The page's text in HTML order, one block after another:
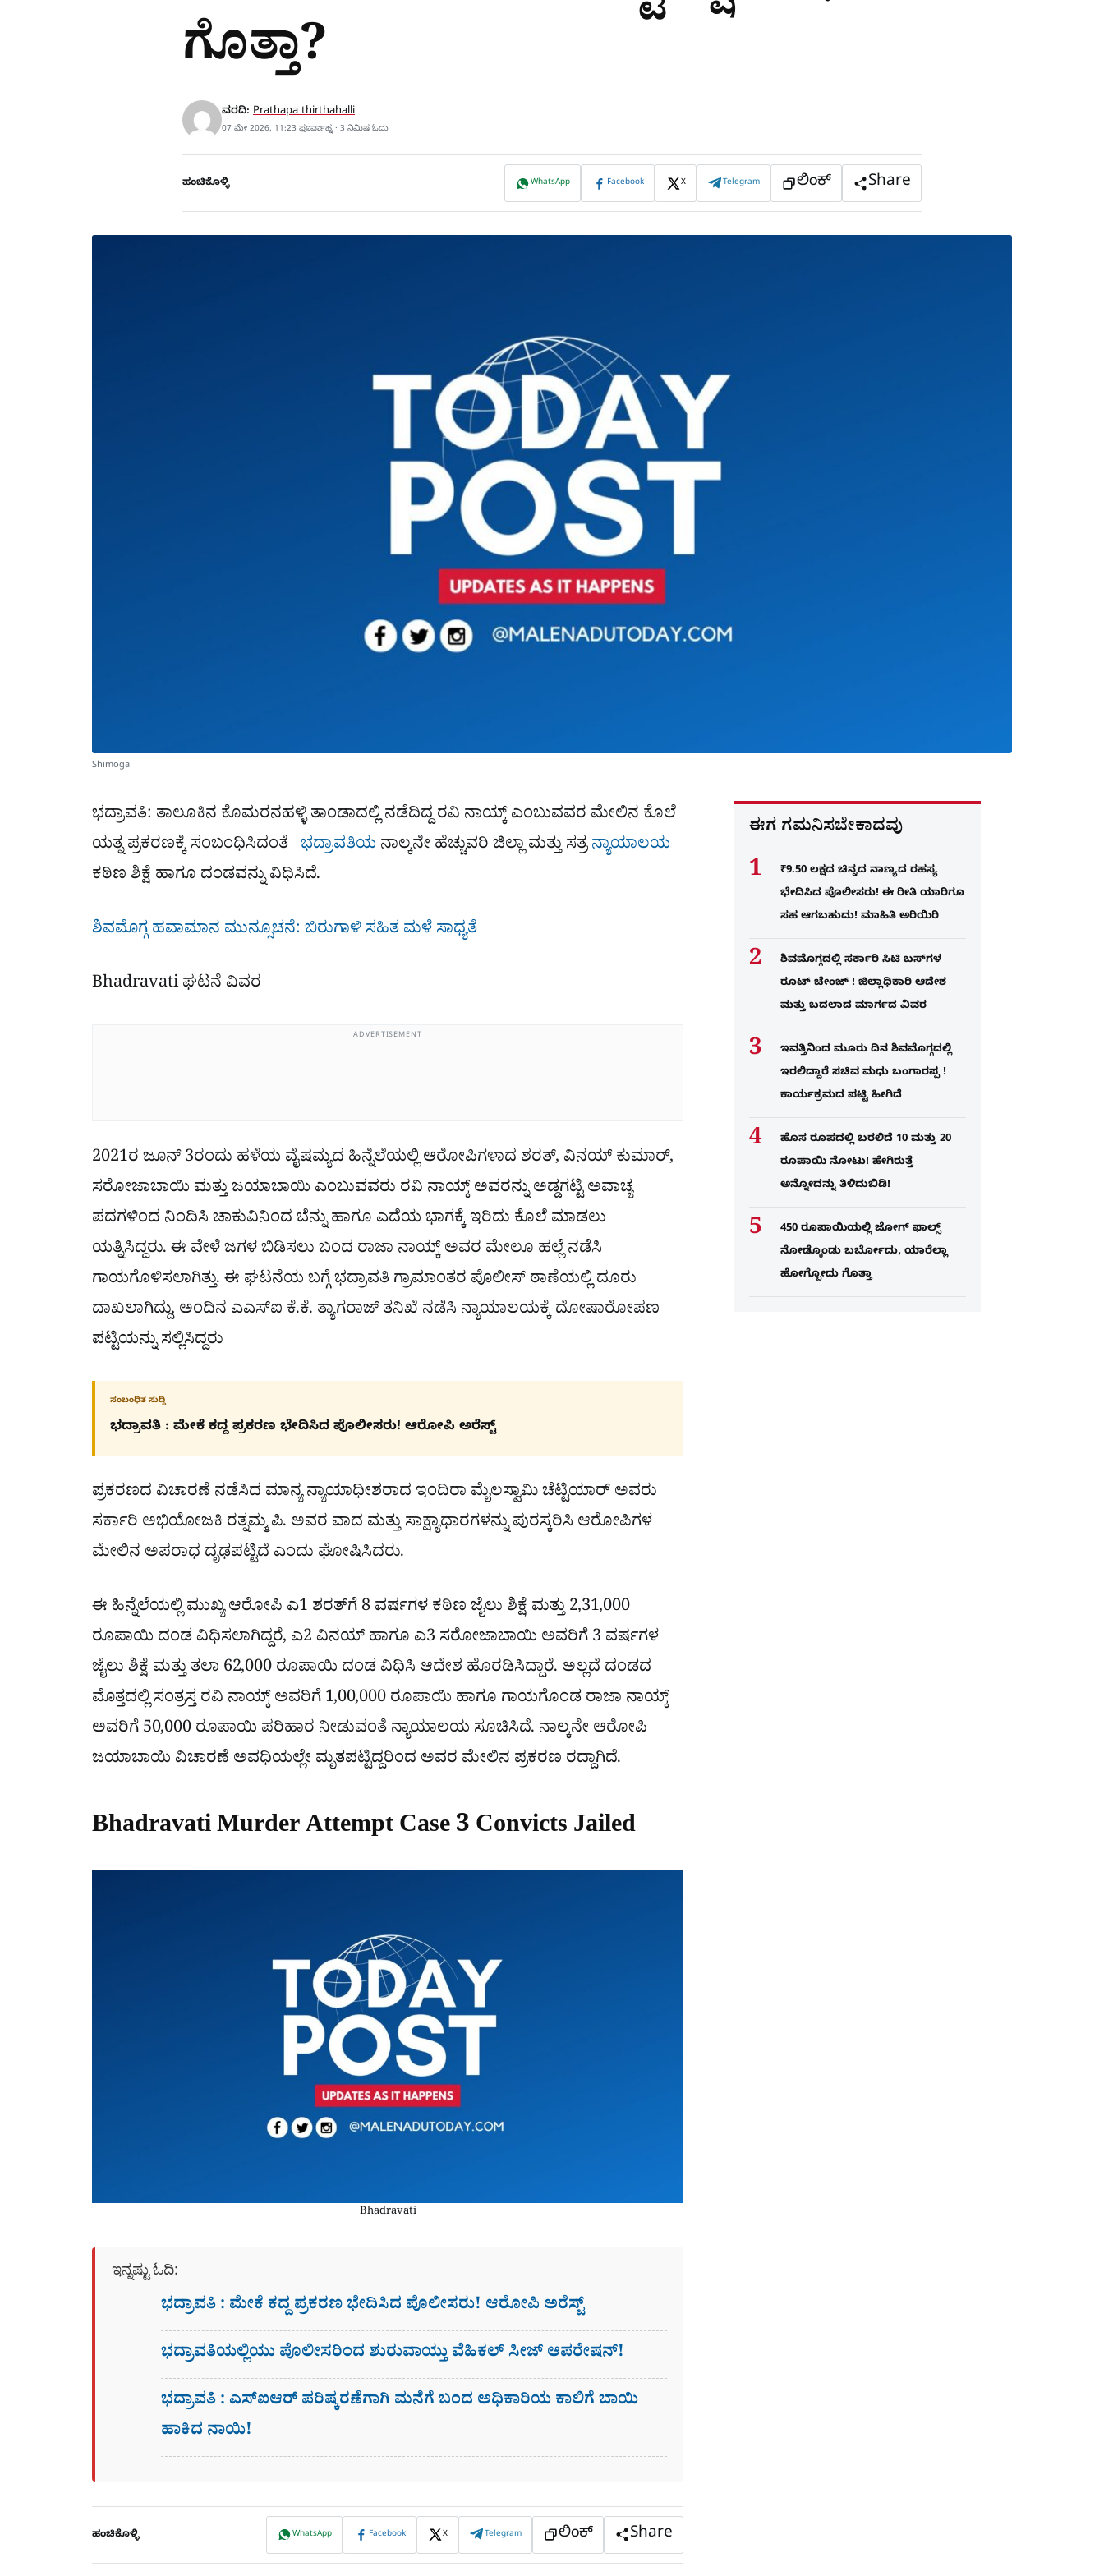
ಗೊತ್ತಾ?
ವರದಿ: Prathapa thirthahalli
07 ಮೇ 2026, 11:23 ಫೂರ್ವಾಹ್ನ · 3 ನಿಮಿಷ ಓದು
ಹಂಚಿಕೊಳ್ಳಿ WhatsApp Facebook X Telegram ಲಿಂಕ್ Share
Shimoga
ಭದ್ರಾವತಿ: ತಾಲೂಕಿನ ಕೊಮರನಹಳ್ಳಿ ತಾಂಡಾದಲ್ಲಿ ನಡೆದಿದ್ದ ರವಿ ನಾಯ್ಕ್ ಎಂಬುವವರ ಮೇಲಿನ ಕೊಲೆ
ಯತ್ನ ಪ್ರಕರಣಕ್ಕೆ ಸಂಬಂಧಿಸಿದಂತೆ ಭದ್ರಾವತಿಯ ನಾಲ್ಕನೇ ಹೆಚ್ಚುವರಿ ಜಿಲ್ಲಾ ಮತ್ತು ಸತ್ರನ್ಯಾಯಾಲಯ
ಕಠಿಣ ಶಿಕ್ಷೆ ಹಾಗೂ ದಂಡವನ್ನು ವಿಧಿಸಿದೆ.
ಶಿವಮೊಗ್ಗ ಹವಾಮಾನ ಮುನ್ಸೂಚನೆ: ಬಿರುಗಾಳಿ ಸಹಿತ ಮಳೆ ಸಾಧ್ಯತೆ
Bhadravati ಘಟನೆ ವಿವರ
ADVERTISEMENT
2021ರ ಜೂನ್ 3ರಂದು ಹಳೆಯ ವೈಷಮ್ಯದ ಹಿನ್ನೆಲೆಯಲ್ಲಿ ಆರೋಪಿಗಳಾದ ಶರತ್, ವಿನಯ್ ಕುಮಾರ್,
ಸರೋಜಾಬಾಯಿ ಮತ್ತು ಜಯಾಬಾಯಿ ಎಂಬುವವರು ರವಿ ನಾಯ್ಕ್ ಅವರನ್ನು ಅಡ್ಡಗಟ್ಟಿ ಅವಾಚ್ಯ
ಪದಗಳಿಂದ ನಿಂದಿಸಿ ಚಾಕುವಿನಿಂದ ಬೆನ್ನು ಹಾಗೂ ಎದೆಯ ಭಾಗಕ್ಕೆ ಇರಿದು ಕೊಲೆ ಮಾಡಲು
ಯತ್ನಿಸಿದ್ದರು. ಈ ವೇಳೆ ಜಗಳ ಬಿಡಿಸಲು ಬಂದ ರಾಜಾ ನಾಯ್ಕ್ ಅವರ ಮೇಲೂ ಹಲ್ಲೆ ನಡೆಸಿ
ಗಾಯಗೊಳಿಸಲಾಗಿತ್ತು. ಈ ಘಟನೆಯ ಬಗ್ಗೆ ಭದ್ರಾವತಿ ಗ್ರಾಮಾಂತರ ಪೊಲೀಸ್ ಠಾಣೆಯಲ್ಲಿ ದೂರು
ದಾಖಲಾಗಿದ್ದು, ಅಂದಿನ ಎಎಸ್ಐ ಕೆ.ಕೆ. ತ್ಯಾಗರಾಜ್ ತನಿಖೆ ನಡೆಸಿ ನ್ಯಾಯಾಲಯಕ್ಕೆ ದೋಷಾರೋಪಣ
ಪಟ್ಟಿಯನ್ನು ಸಲ್ಲಿಸಿದ್ದರು
ಸಂಬಂಧಿತ ಸುದ್ದಿ
ಭದ್ರಾವತಿ : ಮೇಕೆ ಕದ್ದ ಪ್ರಕರಣ ಭೇದಿಸಿದ ಪೊಲೀಸರು! ಆರೋಪಿ ಅರೆಸ್ಟ್​
ಪ್ರಕರಣದ ವಿಚಾರಣೆ ನಡೆಸಿದ ಮಾನ್ಯ ನ್ಯಾಯಾಧೀಶರಾದ ಇಂದಿರಾ ಮೈಲಸ್ವಾಮಿ ಚೆಟ್ಟಿಯಾರ್ ಅವರು
ಸರ್ಕಾರಿ ಅಭಿಯೋಜಕಿ ರತ್ನಮ್ಮ ಪಿ. ಅವರ ವಾದ ಮತ್ತು ಸಾಕ್ಷ್ಯಾಧಾರಗಳನ್ನು ಪುರಸ್ಕರಿಸಿ ಆರೋಪಿಗಳ
ಮೇಲಿನ ಅಪರಾಧ ದೃಢಪಟ್ಟಿದೆ ಎಂದು ಘೋಷಿಸಿದರು.
ಈ ಹಿನ್ನೆಲೆಯಲ್ಲಿ ಮುಖ್ಯ ಆರೋಪಿ ಎ1 ಶರತ್‌ಗೆ 8 ವರ್ಷಗಳ ಕಠಿಣ ಜೈಲು ಶಿಕ್ಷೆ ಮತ್ತು 2,31,000
ರೂಪಾಯಿ ದಂಡ ವಿಧಿಸಲಾಗಿದ್ದರೆ, ಎ2 ವಿನಯ್ ಹಾಗೂ ಎ3 ಸರೋಜಾಬಾಯಿ ಅವರಿಗೆ 3 ವರ್ಷಗಳ
ಜೈಲು ಶಿಕ್ಷೆ ಮತ್ತು ತಲಾ 62,000 ರೂಪಾಯಿ ದಂಡ ವಿಧಿಸಿ ಆದೇಶ ಹೊರಡಿಸಿದ್ದಾರೆ. ಅಲ್ಲದೆ ದಂಡದ
ಮೊತ್ತದಲ್ಲಿ ಸಂತ್ರಸ್ತ ರವಿ ನಾಯ್ಕ್ ಅವರಿಗೆ 1,00,000 ರೂಪಾಯಿ ಹಾಗೂ ಗಾಯಗೊಂಡ ರಾಜಾ ನಾಯ್ಕ್
ಅವರಿಗೆ 50,000 ರೂಪಾಯಿ ಪರಿಹಾರ ನೀಡುವಂತೆ ನ್ಯಾಯಾಲಯ ಸೂಚಿಸಿದೆ. ನಾಲ್ಕನೇ ಆರೋಪಿ
ಜಯಾಬಾಯಿ ವಿಚಾರಣೆ ಅವಧಿಯಲ್ಲೇ ಮೃತಪಟ್ಟಿದ್ದರಿಂದ ಅವರ ಮೇಲಿನ ಪ್ರಕರಣ ರದ್ದಾಗಿದೆ.
Bhadravati Murder Attempt Case 3 Convicts Jailed
Bhadravati
ಇನ್ನಷ್ಟು ಓದಿ:
ಭದ್ರಾವತಿ : ಮೇಕೆ ಕದ್ದ ಪ್ರಕರಣ ಭೇದಿಸಿದ ಪೊಲೀಸರು! ಆರೋಪಿ ಅರೆಸ್ಟ್​
ಭದ್ರಾವತಿಯಲ್ಲಿಯು ಪೊಲೀಸರಿಂದ ಶುರುವಾಯ್ತು ವೆಹಿಕಲ್ ಸೀಜ್ ಆಪರೇಷನ್!
ಭದ್ರಾವತಿ : ಎಸ್​ಐಆರ್​ ಪರಿಷ್ಕರಣೆಗಾಗಿ ಮನೆಗೆ ಬಂದ ಅಧಿಕಾರಿಯ ಕಾಲಿಗೆ ಬಾಯಿ
ಹಾಕಿದ ನಾಯಿ!
ಹಂಚಿಕೊಳ್ಳಿ WhatsApp Facebook X Telegram ಲಿಂಕ್ Share
ಈಗ ಗಮನಿಸಬೇಕಾದವು
₹9.50 ಲಕ್ಷದ ಚಿನ್ನದ ನಾಣ್ಯದ ರಹಸ್ಯ
ಭೇದಿಸಿದ ಪೊಲೀಸರು! ಈ ರೀತಿ ಯಾರಿಗೂ
ಸಹ ಆಗಬಹುದು! ಮಾಹಿತಿ ಅರಿಯಿರಿ
ಶಿವಮೊಗ್ಗದಲ್ಲಿ ಸರ್ಕಾರಿ ಸಿಟಿ ಬಸ್​ಗಳ
ರೂಟ್ ಚೇಂಜ್ ! ಜಿಲ್ಲಾಧಿಕಾರಿ ಆದೇಶ
ಮತ್ತು ಬದಲಾದ ಮಾರ್ಗದ ವಿವರ
ಇವತ್ತಿನಿಂದ ಮೂರು ದಿನ ಶಿವಮೊಗ್ಗದಲ್ಲಿ
ಇರಲಿದ್ದಾರೆ ಸಚಿವ ಮಧು ಬಂಗಾರಪ್ಪ !
ಕಾರ್ಯಕ್ರಮದ ಪಟ್ಟಿ ಹೀಗಿದೆ
ಹೊಸ ರೂಪದಲ್ಲಿ ಬರಲಿದೆ 10 ಮತ್ತು 20
ರೂಪಾಯಿ ನೋಟು! ಹೇಗಿರುತ್ತೆ
ಅನ್ನೋದನ್ನು ತಿಳಿದುಬಿಡಿ!
450 ರೂಪಾಯಿಯಲ್ಲಿ ಜೋಗ್​ ಫಾಲ್ಸ್​
ನೋಡ್ಕೊಂಡು ಬರ್ಬೋದು, ಯಾರೆಲ್ಲಾ
ಹೋಗ್ಬೋದು ಗೊತ್ತಾ